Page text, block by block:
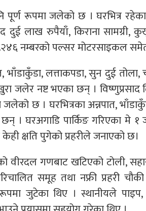
रूपमा जलेको छ । घरभित्र रहेका
दुई लाख रुपैयाँ, किराना
नम्बरको पल्सर मोटरसाइकल
भाँडाकुँडा, लत्ताकपडा, सुन दुई
जलेर नष्ट भएका छन् । विष्णुप्रसाद
छ । घरभित्रका अन्नपात,
। घरअगाडि पार्किङ गरिएका मे
क्षति पुगेको प्रहरीले जनाएको छ।
वीरदल गणबाट खटिएको टोली,
समूह तथा नफ्री प्रहरी
जुटेका थिए । स्थानीयले पाइप,